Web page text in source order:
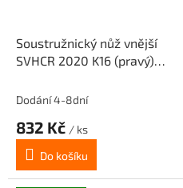
Soustružnický nůž vnější
SVHCR 2020 K16 (pravý)
(TC068)
Dodání 4-8dní
832 Kč / ks
Do košíku